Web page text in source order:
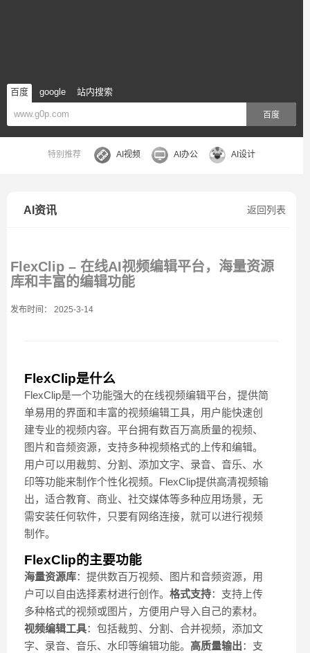
百度 google 站内搜索
百度
特别推荐 AI视频 AI办公 AI设计
返回列表
AI资讯
FlexClip – 在线AI视频编辑平台，海量资源
库和丰富的编辑功能
发布时间： 2025-3-14
FlexClip是什么
FlexClip是一个功能强大的在线视频编辑平台，提供简
单易用的界面和丰富的视频编辑工具，用户能快速创
建专业的视频内容。平台拥有数百万高质量的视频、
图片和音频资源，支持多种视频格式的上传和编辑。
用户可以用裁剪、分割、添加文字、录音、音乐、水
印等功能来制作个性化视频。FlexClip提供高清视频输
出，适合教育、商业、社交媒体等多种应用场景，无
需安装任何软件，只要有网络连接，就可以进行视频
制作。
FlexClip的主要功能
海量资源库：提供数百万视频、图片和音频资源，用
户可以自由选择素材进行创作。 格式支持：支持上传
多种格式的视频或图片，方便用户导入自己的素材。
视频编辑工具：包括裁剪、分割、合并视频，添加文
字、录音、音乐、水印等编辑功能。 高质量输出：支